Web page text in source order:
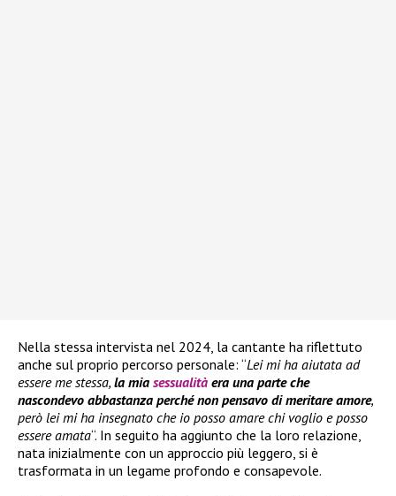
Nella stessa intervista nel 2024, la cantante ha riflettuto
anche sul proprio percorso personale: “Lei mi ha aiutata ad
essere me stessa, la mia sessualità era una parte che
nascondevo abbastanza perché non pensavo di meritare amore,
però lei mi ha insegnato che io posso amare chi voglio e posso
essere amata“. In seguito ha aggiunto che la loro relazione,
nata inizialmente con un approccio più leggero, si è
trasformata in un legame profondo e consapevole.